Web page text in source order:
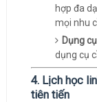
hợp đa
mọi nhu
Dụng
dụng cụ
4. Lịch học
tiên tiến